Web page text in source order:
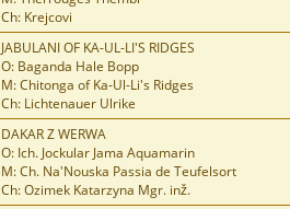
Ch: Krejcovi
JABULANI OF KA-UL-LI'S RIDGES
O: Baganda Hale Bopp
M: Chitonga of Ka-Ul-Li's Ridges
Ch: Lichtenauer Ulrike
DAKAR Z WERWA
O: Ich. Jockular Jama Aquamarin
M: Ch. Na'Nouska Passia de Teufelsort
Ch: Ozimek Katarzyna Mgr. inž.